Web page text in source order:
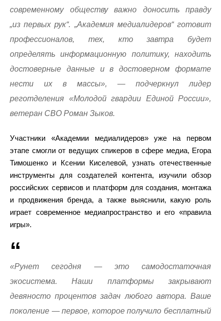
современному обществу важно доносить правду
„из первых рук“. „Академия медиалидеров“ готовит
профессионалов, тех, кто завтра будет
определять информационную политику, находить
достоверные данные и в достоверном формате
нести их в массы», — подчеркнул лидер
реготделения «Молодой гвардии Единой России»,
ветеран СВО Роман Зыков.
Участники «Академии медиалидеров» уже на первом
этапе смогли от ведущих спикеров в сфере медиа, Егора
Тимошенко и Ксении Киселевой, узнать отечественные
инструменты для создателей контента, изучили обзор
российских сервисов и платформ для создания, монтажа
и продвижения бренда, а также выяснили, какую роль
играет современное медиапространство и его «правила
игры».
«Рунет сегодня — это самодостаточная
экосистема. Наши платформы закрывают
девяносто процентов задач любого автора. Ваше
поколение — первое, которое получило бесплатный